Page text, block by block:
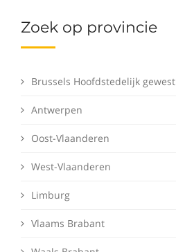
Zoek op provincie
Brussels Hoofdstedelijk gewest
Antwerpen
Oost-Vlaanderen
West-Vlaanderen
Limburg
Vlaams Brabant